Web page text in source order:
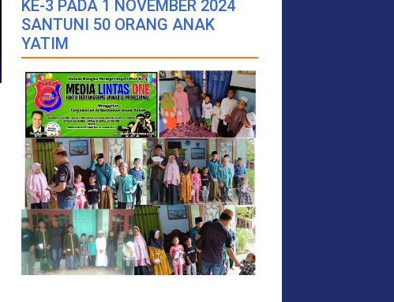
KE-3 PADA 1 NOVEMBER 2024
SANTUNI 50 ORANG ANAK
YATIM